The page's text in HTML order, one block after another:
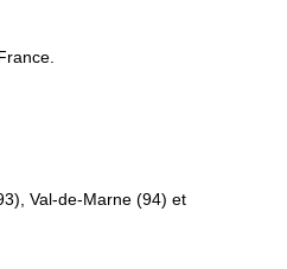
Val-de-Marne (94) et